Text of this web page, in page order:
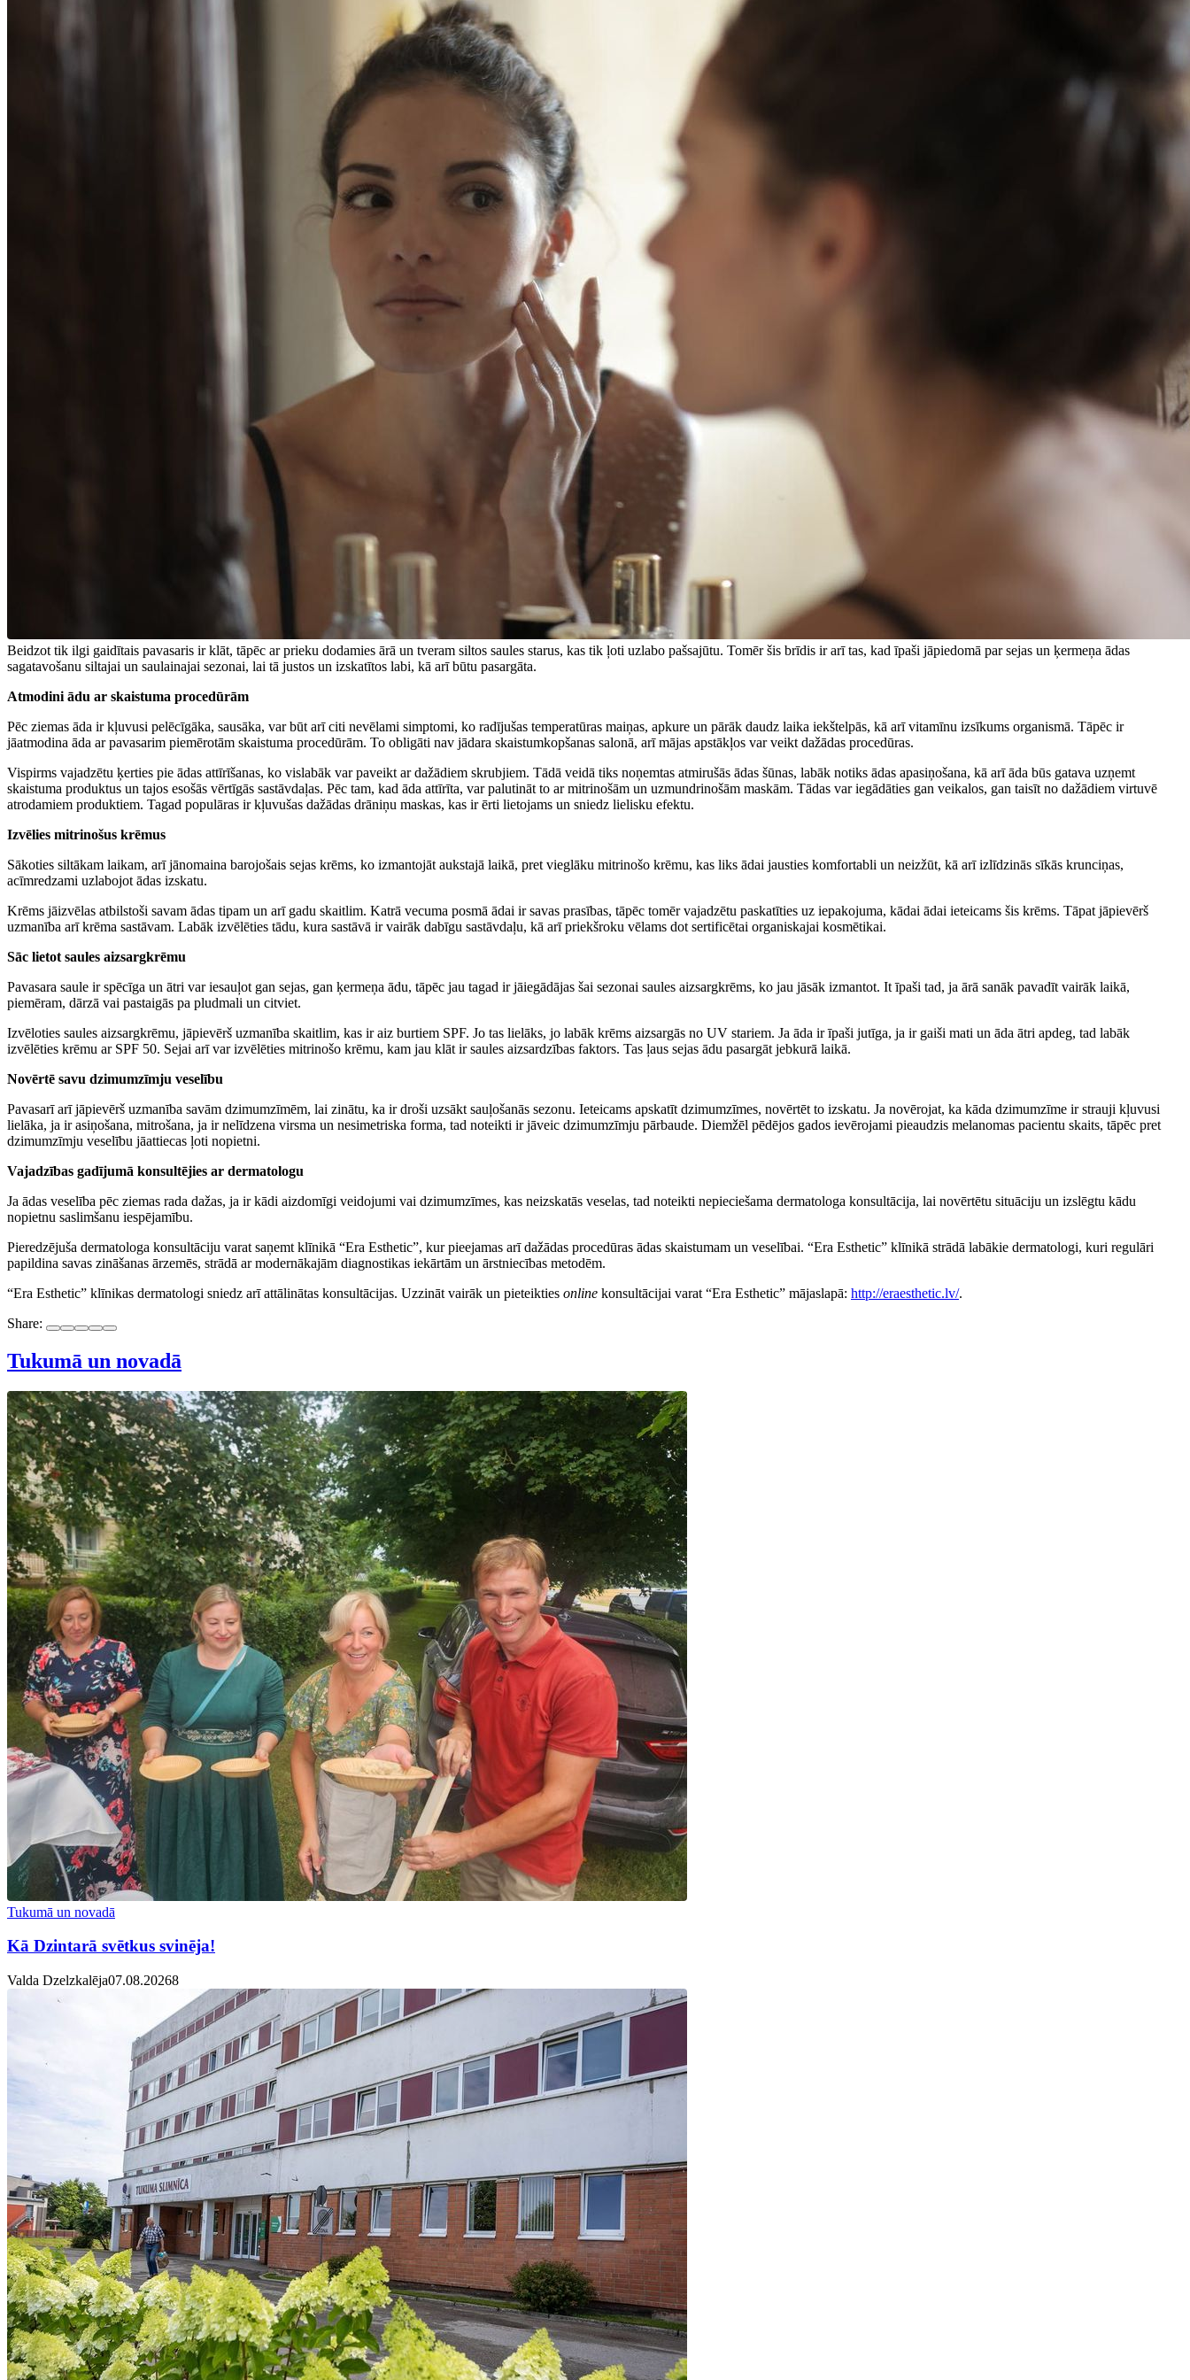
Beidzot tik ilgi gaidītais pavasaris ir klāt, tāpēc ar prieku dodamies ārā un tveram siltos saules starus, kas tik ļoti uzlabo pašsajūtu. Tomēr šis brīdis ir arī tas, kad īpaši jāpiedomā par sejas un ķermeņa ādas
sagatavošanu siltajai un saulainajai sezonai, lai tā justos un izskatītos labi, kā arī būtu pasargāta.
Atmodini ādu ar skaistuma procedūrām
Pēc ziemas āda ir kļuvusi pelēcīgāka, sausāka, var būt arī citi nevēlami simptomi, ko radījušas temperatūras maiņas, apkure un pārāk daudz laika iekštelpās, kā arī vitamīnu izsīkums organismā. Tāpēc ir
jāatmodina āda ar pavasarim piemērotām skaistuma procedūrām. To obligāti nav jādara skaistumkopšanas salonā, arī mājas apstākļos var veikt dažādas procedūras.
Vispirms vajadzētu ķerties pie ādas attīrīšanas, ko vislabāk var paveikt ar dažādiem skrubjiem. Tādā veidā tiks noņemtas atmirušās ādas šūnas, labāk notiks ādas apasiņošana, kā arī āda būs gatava uzņemt
skaistuma produktus un tajos esošās vērtīgās sastāvdaļas. Pēc tam, kad āda attīrīta, var palutināt to ar mitrinošām un uzmundrinošām maskām. Tādas var iegādāties gan veikalos, gan taisīt no dažādiem virtuvē
atrodamiem produktiem. Tagad populāras ir kļuvušas dažādas drāniņu maskas, kas ir ērti lietojams un sniedz lielisku efektu.
Izvēlies mitrinošus krēmus
Sākoties siltākam laikam, arī jānomaina barojošais sejas krēms, ko izmantojāt aukstajā laikā, pret vieglāku mitrinošo krēmu, kas liks ādai jausties komfortabli un neizžūt, kā arī izlīdzinās sīkās krunciņas,
acīmredzami uzlabojot ādas izskatu.
Krēms jāizvēlas atbilstoši savam ādas tipam un arī gadu skaitlim. Katrā vecuma posmā ādai ir savas prasības, tāpēc tomēr vajadzētu paskatīties uz iepakojuma, kādai ādai ieteicams šis krēms. Tāpat jāpievērš
uzmanība arī krēma sastāvam. Labāk izvēlēties tādu, kura sastāvā ir vairāk dabīgu sastāvdaļu, kā arī priekšroku vēlams dot sertificētai organiskajai kosmētikai.
Sāc lietot saules aizsargkrēmu
Pavasara saule ir spēcīga un ātri var iesauļot gan sejas, gan ķermeņa ādu, tāpēc jau tagad ir jāiegādājas šai sezonai saules aizsargkrēms, ko jau jāsāk izmantot. It īpaši tad, ja ārā sanāk pavadīt vairāk laikā,
piemēram, dārzā vai pastaigās pa pludmali un citviet.
Izvēloties saules aizsargkrēmu, jāpievērš uzmanība skaitlim, kas ir aiz burtiem SPF. Jo tas lielāks, jo labāk krēms aizsargās no UV stariem. Ja āda ir īpaši jutīga, ja ir gaiši mati un āda ātri apdeg, tad labāk
izvēlēties krēmu ar SPF 50. Sejai arī var izvēlēties mitrinošo krēmu, kam jau klāt ir saules aizsardzības faktors. Tas ļaus sejas ādu pasargāt jebkurā laikā.
Novērtē savu dzimumzīmju veselību
Pavasarī arī jāpievērš uzmanība savām dzimumzīmēm, lai zinātu, ka ir droši uzsākt sauļošanās sezonu. Ieteicams apskatīt dzimumzīmes, novērtēt to izskatu. Ja novērojat, ka kāda dzimumzīme ir strauji kļuvusi
lielāka, ja ir asiņošana, mitrošana, ja ir nelīdzena virsma un nesimetriska forma, tad noteikti ir jāveic dzimumzīmju pārbaude. Diemžēl pēdējos gados ievērojami pieaudzis melanomas pacientu skaits, tāpēc pret
dzimumzīmju veselību jāattiecas ļoti nopietni.
Vajadzības gadījumā konsultējies ar dermatologu
Ja ādas veselība pēc ziemas rada dažas, ja ir kādi aizdomīgi veidojumi vai dzimumzīmes, kas neizskatās veselas, tad noteikti nepieciešama dermatologa konsultācija, lai novērtētu situāciju un izslēgtu kādu
nopietnu saslimšanu iespējamību.
Pieredzējuša dermatologa konsultāciju varat saņemt klīnikā “Era Esthetic”, kur pieejamas arī dažādas procedūras ādas skaistumam un veselībai. “Era Esthetic” klīnikā strādā labākie dermatologi, kuri regulāri
papildina savas zināšanas ārzemēs, strādā ar modernākajām diagnostikas iekārtām un ārstniecības metodēm.
“Era Esthetic” klīnikas dermatologi sniedz arī attālinātas konsultācijas. Uzzināt vairāk un pieteikties online konsultācijai varat “Era Esthetic” mājaslapā: http://eraesthetic.lv/.
Share:
Tukumā un novadā
Tukumā un novadā
Kā Dzintarā svētkus svinēja!
Valda Dzelzkalēja07.08.20268